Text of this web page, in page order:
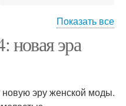
Показать все
новая эра
эру женской моды.